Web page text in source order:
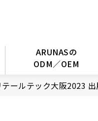
ARUNASの
ODM／OEM
テールテック大阪2023 出